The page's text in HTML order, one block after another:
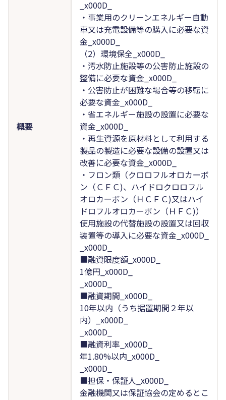
概要
_x000D_
・事業用のクリーンエネルギー自動
車又は充電設備等の購入に必要な資
金_x000D_
（2）環境保全_x000D_
・汚水防止施設等の公害防止施設の
整備に必要な資金_x000D_
・公害防止が困難な場合等の移転に
必要な資金_x000D_
・省エネルギー施設の設置に必要な
資金_x000D_
・再生資源を原材料として利用する
製品の製造に必要な設備の設置又は
改善に必要な資金_x000D_
・フロン類（クロロフルオロカーボ
ン（ＣＦＣ)、ハイドロクロロフル
オロカーボン（ＨＣＦＣ)又はハイ
ドロフルオロカーボン（ＨＦＣ)）
使用施設の代替施設の設置又は回収
装置等の導入に必要な資金_x000D_
_x000D_
■融資限度額_x000D_
1億円_x000D_
_x000D_
■融資期間_x000D_
10年以内（うち据置期間２年以
内）_x000D_
_x000D_
■融資利率_x000D_
年1.80%以内_x000D_
_x000D_
■担保・保証人_x000D_
金融機関又は保証協会の定めるとこ